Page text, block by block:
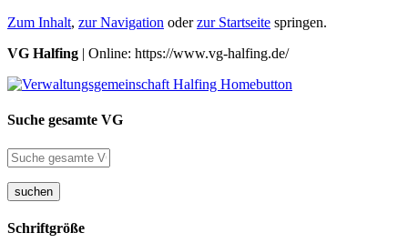
Zum Inhalt, zur Navigation oderzur Startseite springen.
VG Halfing | Online: https://www.vg-halfing.de/
Suche gesamte VG
suchen
Schriftgröße